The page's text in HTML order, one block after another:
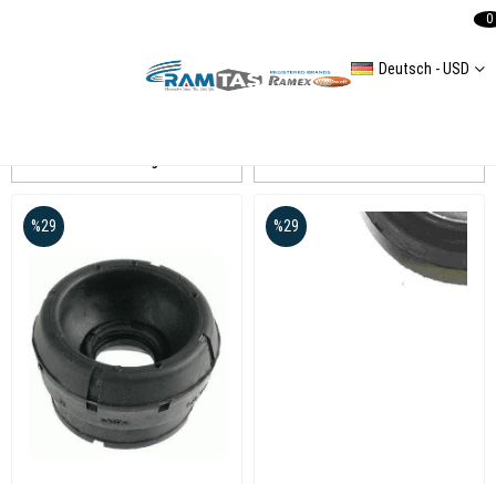
Deutsch - USD
0
%29 %29